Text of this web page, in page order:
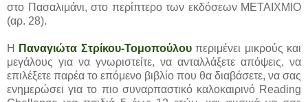
στο Πασαλιμάνι, στο περίπτερο των εκδόσεων ΜΕΤΑΙΧΜΙΟ
(αρ. 28).
Η Παναγιώτα Στρίκου-Τομοπούλουπεριμένει μικρούς και
μεγάλους για να γνωριστείτε, να ανταλλάξετε απόψεις, να
επιλέξετε παρέα το επόμενο βιβλίο που θα διαβάσετε, να σας
ενημερώσει για το πιο συναρπαστικό καλοκαιρινό Reading